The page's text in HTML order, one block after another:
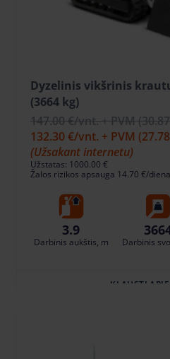
Dyzelinis vikšrinis
(3664 kg)
147.00 €/vnt. + PVM
132.30 €/vnt. + PVM
(Užsakant internetu)
Užstatas: 1000.00 €
Žalos rizikos apsauga 14.70 €/diena
3.9
Darbinis aukštis, m Darbinis
KLAUSTI